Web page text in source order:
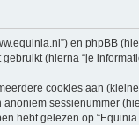
en phpBB
(hierna “je
cookies aan
sessienummer
hebt gelezen op